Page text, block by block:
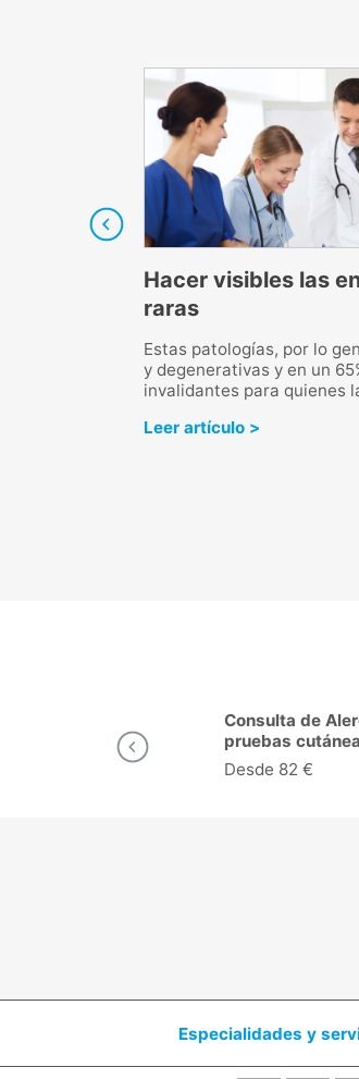
Hacer visibles las
raras
Estas patologías, por lo
y degenerativas y en un
invalidantes para quienes
Leer artículo >
Consulta de
Lleida
Desde 43 €
Especialidades y